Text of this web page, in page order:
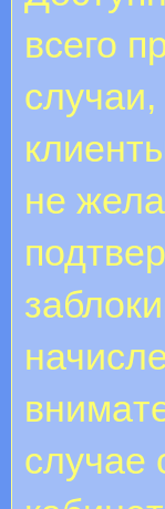
всего
не
cлучae